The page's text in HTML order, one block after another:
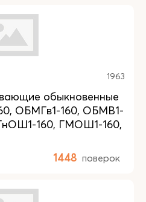
1963
обыкновенные
ОБМГв1-160, ОБМВ1-
160, ГМОШ1-160,
1448 поверок